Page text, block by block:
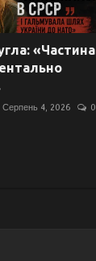
«Частина
Серпень 4, 2026 0